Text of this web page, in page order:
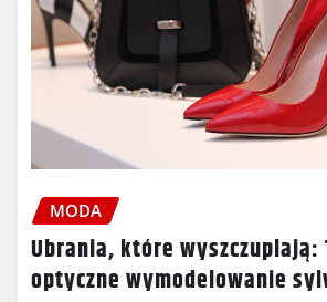
MODA
Ubrania, które wyszczuplają:
optyczne wymodelowanie